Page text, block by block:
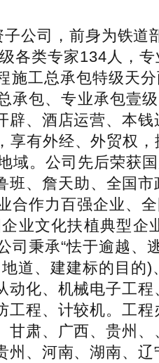
司，前身为铁道
各类专家134人，
工总承包特级天
包、专业承包壹
、酒店运营、本
有外经、外贸权
。公司先后荣获
、詹天助、全国
作力百强企业、
业文化扶植典型企
秉承“怯于逾越、
道、建建标的目的
化、机械电子工
程、计较机。工
肃、广西、贵州
、河南、湖南、